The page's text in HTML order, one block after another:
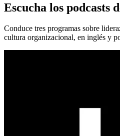
Escucha los podcasts
Conduce tres programas sobre
cultura organizacional, en inglés y